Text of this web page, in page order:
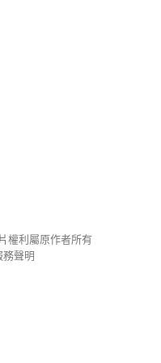
權利屬原作者所有
務聲明